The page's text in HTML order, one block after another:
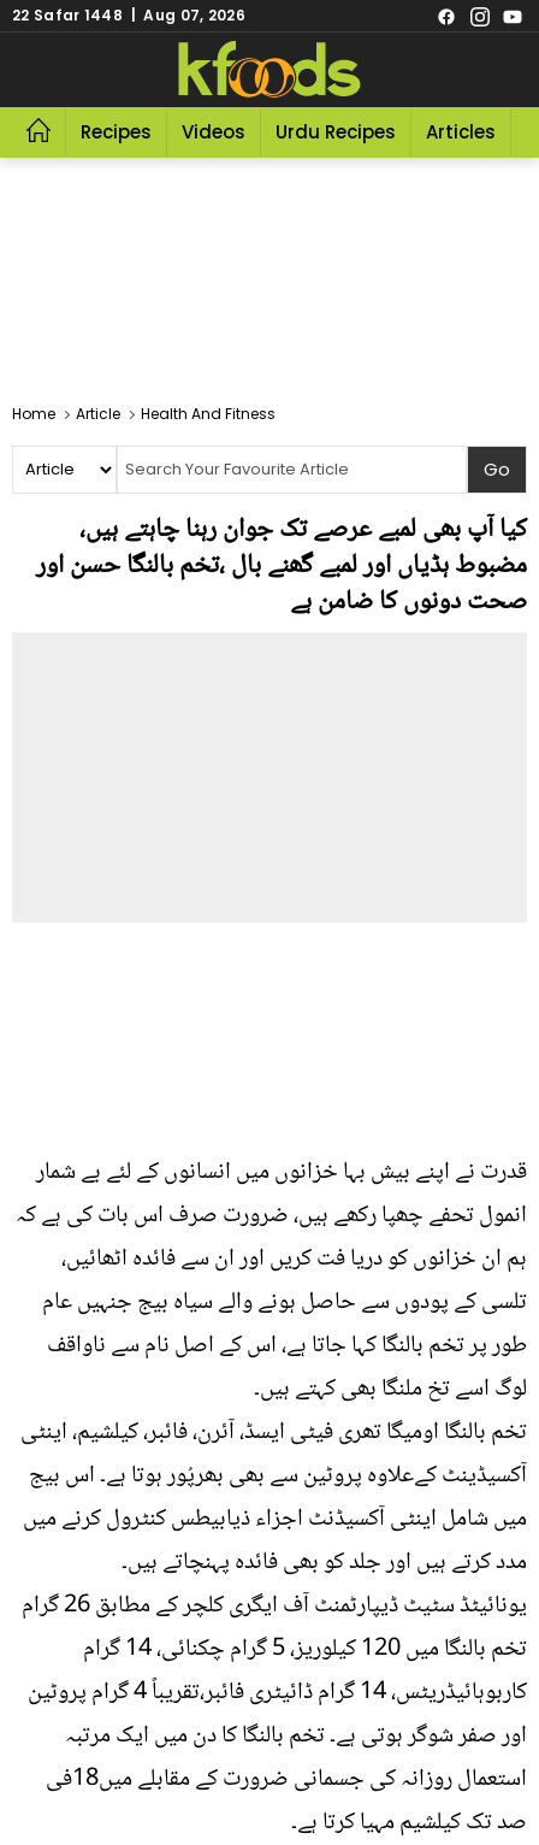
22 Safar 1448 | Aug 07, 2026
Recipes Videos Urdu Recipes Articles
Home Article Health And Fitness
کیا آپ بھی لمبے عرصے تک جوان رہنا چاہتے ہیں،
مضبوط ہڈیاں اور لمبے گھنے بال ،تخم بالنگا حسن اور
صحت دونوں کا ضامن ہے
قدرت نے اپنے بیش بہا خزانوں میں انسانوں کے لئے بے شمار
انمول تحفے چھپا رکھے ہیں، ضرورت صرف اس بات کی ہے کہ
ہم ان خزانوں کو دریا فت کریں اور ان سے فائدہ اٹھائیں،
تلسی کے پودوں سے حاصل ہونے والے سیاہ بیج جنہیں عام
طور پر تخم بالنگا کہا جاتا ہے، اس کے اصل نام سے ناواقف
لوگ اسے تخ ملنگا بھی کہتے ہیں۔
تخم بالنگا اومیگا تھری فیٹی ایسڈ، آئرن، فائبر، کیلشیم، اینٹی
آکسیڈینٹ کےعلاوہ پروٹین سے بھی بھرپُور ہوتا ہے۔ اس بیج
میں شامل اینٹی آکسیڈنٹ اجزاء ذیابیطس کنٹرول کرنے میں
مدد کرتے ہیں اور جلد کو بھی فائدہ پہنچاتے ہیں۔
یونائیٹڈ سٹیٹ ڈیپارٹمنٹ آف ایگری کلچر کے مطابق 26 گرام
تخم بالنگا میں 120 کیلوریز، 5 گرام چکنائی، 14 گرام
کاربوہائیڈریٹس، 14 گرام ڈائیٹری فائبر،تقریباً 4 گرام پروٹین
اور صفر شوگر ہوتی ہے۔ تخم بالنگا کا دن میں ایک مرتبہ
استعمال روزانہ کی جسمانی ضرورت کے مقابلے میں18فی
صد تک کیلشیم مہیا کرتا ہے۔